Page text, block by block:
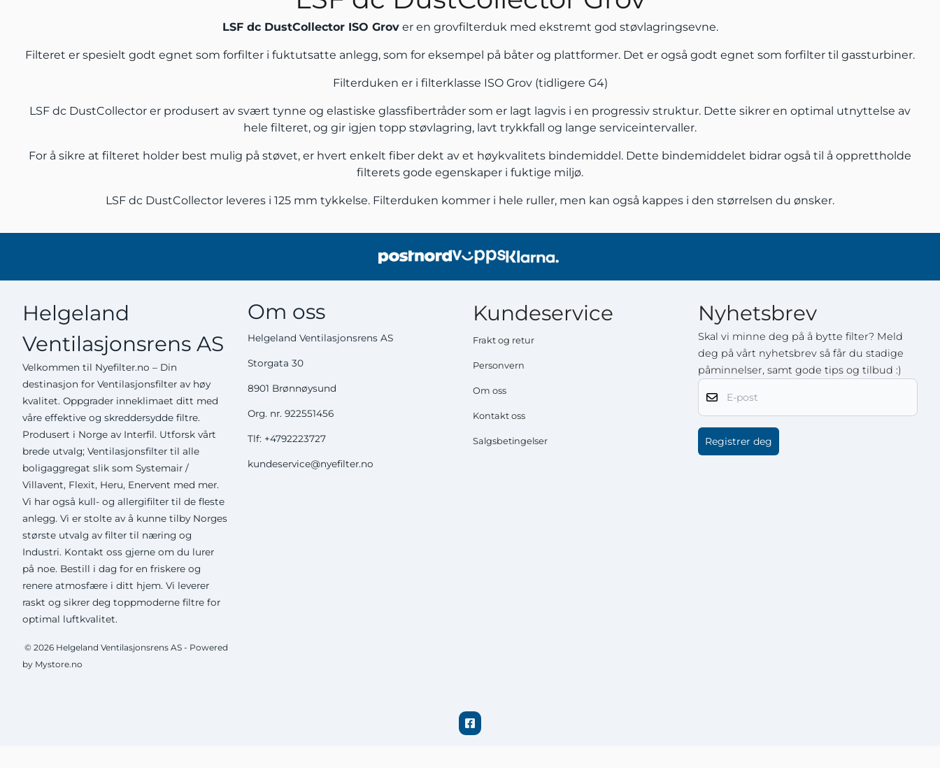
LSF dc DustCollector ISO Grover en grovfilterduk med ekstremt god støvlagringsevne.
Filteret er spesielt godt egnet som forfilter i fuktutsatte anlegg, som for eksempel på båter og plattformer. Det er også godt egnet som forfilter til gassturbiner.
Filterduken er i filterklasse ISO Grov (tidligere G4)
LSF dc DustCollector er produsert av svært tynne og elastiske glassfibertråder som er lagt lagvis i en progressiv struktur. Dette sikrer en optimal utnyttelse av
hele filteret, og gir igjen topp støvlagring, lavt trykkfall og lange serviceintervaller.
For å sikre at filteret holder best mulig på støvet, er hvert enkelt fiber dekt av et høykvalitets bindemiddel. Dette bindemiddelet bidrar også til å opprettholde
filterets gode egenskaper i fuktige miljø.
LSF dc DustCollector leveres i 125 mm tykkelse. Filterduken kommer i hele ruller, men kan også kappes i den størrelsen du ønsker.
Helgeland
Ventilasjonsrens AS
Velkommen til Nyefilter.no – Din
destinasjon for Ventilasjonsfilter av høy
kvalitet. Oppgrader inneklimaet ditt med
våre effektive og skreddersydde filtre.
Produsert i Norge av Interfil. Utforsk vårt
brede utvalg; Ventilasjonsfilter til alle
boligaggregat slik som Systemair /
Villavent, Flexit, Heru, Enervent med mer.
Vi har også kull- og allergifilter til de fleste
anlegg. Vi er stolte av å kunne tilby Norges
største utvalg av filter til næring og
Industri. Kontakt oss gjerne om du lurer
på noe. Bestill i dag for en friskere og
renere atmosfære i ditt hjem. Vi leverer
raskt og sikrer deg toppmoderne filtre for
optimal luftkvalitet.
© 2026 Helgeland Ventilasjonsrens AS - Powered
by Mystore.no
Om oss
Helgeland Ventilasjonsrens AS
Storgata 30
8901 Brønnøysund
Org. nr. 922551456
Tlf: +4792223727
kundeservice@nyefilter.no
Kundeservice
Frakt og retur
Personvern
Om oss
Kontakt oss
Salgsbetingelser
Nyhetsbrev
Skal vi minne deg på å bytte filter? Meld
deg på vårt nyhetsbrev så får du stadige
påminnelser, samt gode tips og tilbud :)
E-post
Registrer deg